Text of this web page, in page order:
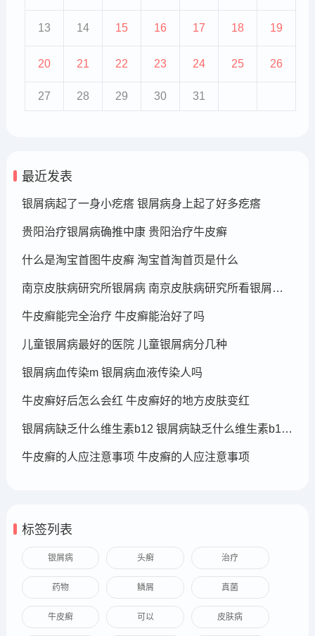
13 14 15 16 17 18 19
20 21 22 23 24 25 26
27 28 29 30 31
最近发表
银屑病起了一身小疙瘩 银屑病身上起了好多疙瘩
贵阳治疗银屑病确推中康 贵阳治疗牛皮癣
什么是淘宝首图牛皮癣 淘宝首淘首页是什么
南京皮肤病研究所银屑病 南京皮肤病研究所看银屑病哪个医生厉害
牛皮癣能完全治疗 牛皮癣能治好了吗
儿童银屑病最好的医院 儿童银屑病分几种
银屑病血传染m 银屑病血液传染人吗
牛皮癣好后怎么会红 牛皮癣好的地方皮肤变红
银屑病缺乏什么维生素b12 银屑病缺乏什么维生素b12可以补充
牛皮癣的人应注意事项 牛皮癣的人应注意事项
标签列表
银屑病 头癣 治疗
药物 鳞屑 真菌
牛皮癣 可以 皮肤病